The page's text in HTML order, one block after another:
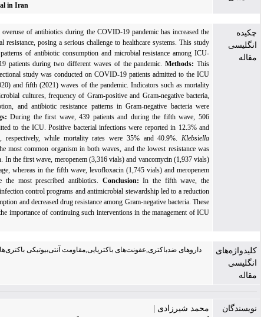
University Hospital in Iran
Background:The overuse of antibiotics during the COVID-19 pandemic has increased
risk of antimicrobial resistance, posing a serious challenge to healthcare systems. This
aimed to compare patterns of antibiotic consumption and microbial resistance among
admitted COVID-19 patients during two different waves of the pandemic.
descriptive cross-sectional study was conducted on COVID-19 patients admitted to the
during the first (2020) and fifth (2021) waves of the pandemic. Indicators such as
rate, number of microbial cultures, frequency of Gram-positive and Gram-negative
antibiotic consumption, and antibiotic resistance patterns in Gram-negative bacteria
evaluated.Findings: During the first wave, 439 patients and during the fifth wave,
patients were admitted to the ICU. Positive bacterial infections were reported in 12.3%
15.8% of patients, respectively, while mortality rates were 35% and 40.9%.
pneumoniaewas the most common organism in both waves, and the lowest resistance
observed to colistin. In the first wave, meropenem (3,316 vials) and vancomycin (1,937
had the highest usage, whereas in the fifth wave, levofloxacin (1,745 vials) and
(1,735 vials) were the most prescribed antibiotics.Conclusion:In the fifth wave,
implementation of infection control programs and antimicrobial stewardship led to a
in antibiotic consumption and decreased drug resistance among Gram-negative bacteria.
findings highlight the importance of continuing such interventions in the management of
داروهای ضدباکتری,عفونت‌های باکتریایی,مقاومت آنتی‌بیوتیکی باکتری‌ها,بخش مراقبت‌های
شیرزادی |